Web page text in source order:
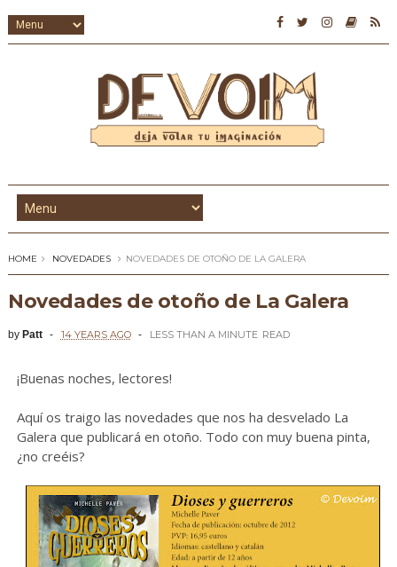
HOME NOVEDADES NOVEDADES DE OTOÑO DE LA GALERA
Novedades de otoño de La Galera
by Patt 14 YEARS AGO LESS THAN A MINUTE READ
¡Buenas noches, lectores!
Aquí os traigo las novedades que nos ha desvelado La
Galera que publicará en otoño. Todo con muy buena pinta,
¿no creéis?